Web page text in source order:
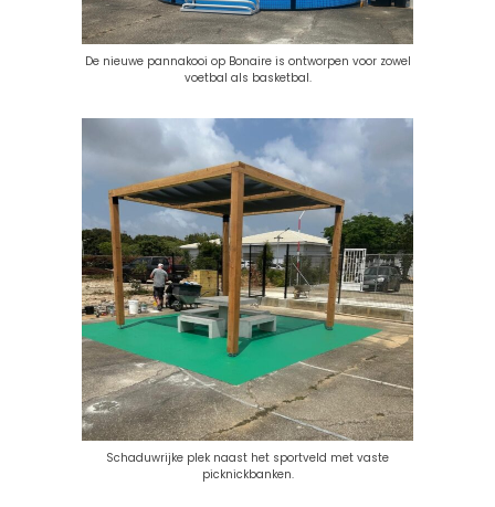
De nieuwe pannakooi op Bonaire is ontworpen voor zowel
voetbal als basketbal.
Schaduwrijke plek naast het sportveld met vaste
picknickbanken.